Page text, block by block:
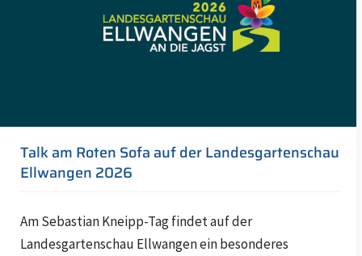
Talk am Roten Sofa auf der Landesgartenschau
Ellwangen 2026
Am Sebastian Kneipp-Tag findet auf der
Landesgartenschau Ellwangen ein besonderes